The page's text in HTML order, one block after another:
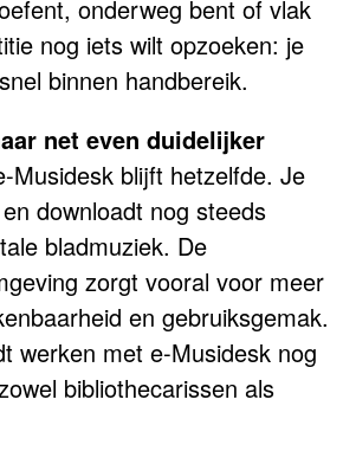
onderweg bent of vlak
nog iets wilt opzoeken: je
binnen handbereik.
net even duidelijker
Musidesk blijft hetzelfde. Je
downloadt nog steeds
bladmuziek. De
zorgt vooral voor meer
en gebruiksgemak.
werken met e-Musidesk nog
bibliothecarissen als